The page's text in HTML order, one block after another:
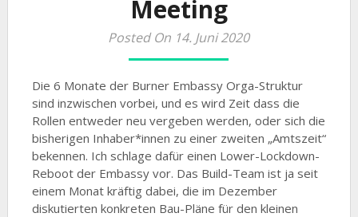
Meeting
Posted On 14. Juni 2020
Die 6 Monate der Burner Embassy Orga-Struktur
sind inzwischen vorbei, und es wird Zeit dass die
Rollen entweder neu vergeben werden, oder sich die
bisherigen Inhaber*innen zu einer zweiten „Amtszeit“
bekennen. Ich schlage dafür einen Lower-Lockdown-
Reboot der Embassy vor. Das Build-Team ist ja seit
einem Monat kräftig dabei, die im Dezember
diskutierten konkreten Bau-Pläne für den kleinen